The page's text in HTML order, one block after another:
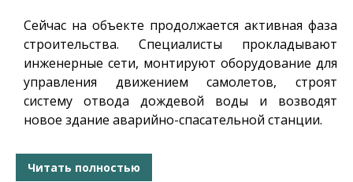
Сейчас на объекте продолжается активная фаза
строительства. Специалисты прокладывают
инженерные сети, монтируют оборудование для
управления движением самолетов, строят
систему отвода дождевой воды и возводят
новое здание аварийно-спасательной станции.
Читать полностью